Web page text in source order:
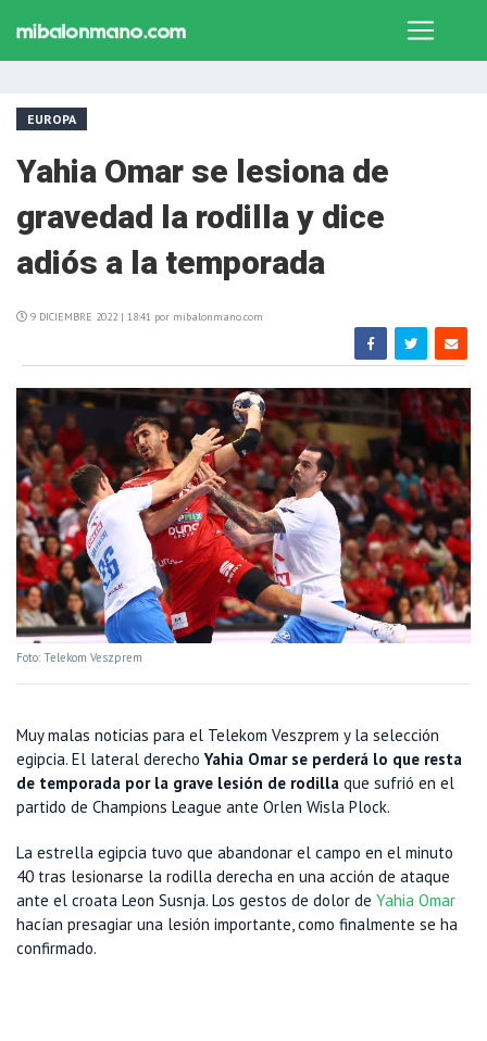
EUROPA
Yahia Omar se lesiona de
gravedad la rodilla y dice
adiós a la temporada
9 DICIEMBRE 2022 | 18:41 por mibalonmano.com
Foto: Telekom Veszprem
Muy malas noticias para el Telekom Veszprem y la selección
egipcia. El lateral derechoYahia Omar se perderá lo que resta
de temporada por la grave lesión de rodilla que sufrió en el
partido de Champions League ante Orlen Wisla Plock.
La estrella egipcia tuvo que abandonar el campo en el minuto
40 tras lesionarse la rodilla derecha en una acción de ataque
ante el croata Leon Susnja. Los gestos de dolor de Yahia Omar
hacían presagiar una lesión importante, como finalmente se ha
confirmado.